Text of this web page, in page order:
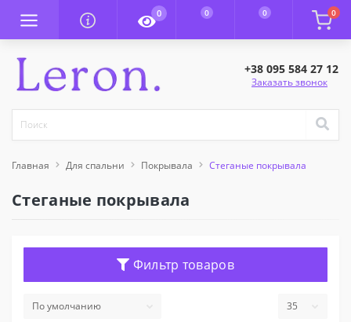
0 0 0 0
+38 095 584 27 12
Заказать звонок
Главная Для спальни Покрывала Стеганые покрывала
Стеганые покрывала
Фильтр товаров